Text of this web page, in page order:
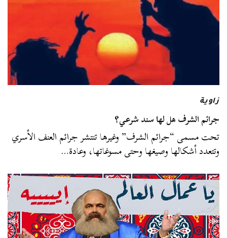
زاوية
جرائم الشرف هل لها سند شرعي؟
تحت مسمى “جرائم الشرف” وغيرها تنتشر جرائم العنف الأسري
وتتعدد أشكالها وصيغها وحتى مسوغاتها، وعادة…